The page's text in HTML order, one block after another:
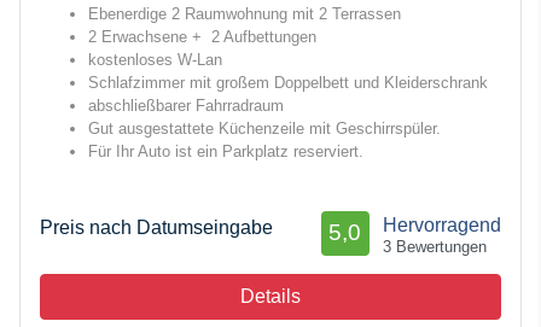
Ebenerdige 2 Raumwohnung mit 2 Terrassen
2 Erwachsene + 2 Aufbettungen
kostenloses W-Lan
Schlafzimmer mit großem Doppelbett und Kleiderschrank
abschließbarer Fahrradraum
Gut ausgestattete Küchenzeile mit Geschirrspüler.
Für Ihr Auto ist ein Parkplatz reserviert.
Preis nach Datumseingabe Hervorragend
5,0
3 Bewertungen
Details